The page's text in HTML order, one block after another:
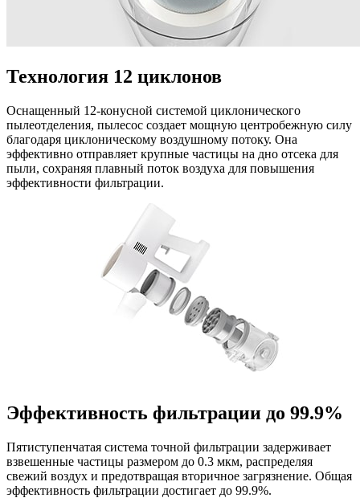
Технология 12 циклонов
Оснащенный 12-конусной системой циклонического
пылеотделения, пылесос создает мощную центробежную силу
благодаря циклоническому воздушному потоку. Она
эффективно отправляет крупные частицы на дно отсека для
пыли, сохраняя плавный поток воздуха для повышения
эффективности фильтрации.
Эффективность фильтрации до 99.9%
Пятиступенчатая система точной фильтрации задерживает
взвешенные частицы размером до 0.3 мкм, распределяя
свежий воздух и предотвращая вторичное загрязнение. Общая
эффективность фильтрации достигает до 99.9%.